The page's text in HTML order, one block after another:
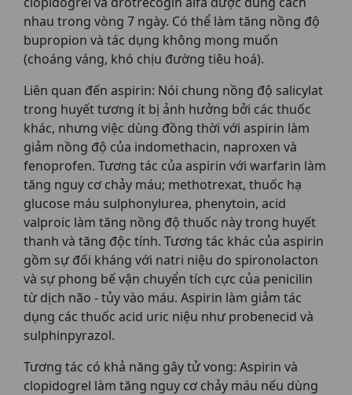
nhau trong vòng 7 ngày. Có thể làm tăng nồng độ
bupropion và tác dụng không mong muốn
(choáng váng, khó chịu đường tiêu hoá).
Liên quan đến aspirin: Nói chung nồng độ salicylat
trong huyết tương ít bị ảnh hưởng bởi các thuốc
khác, nhưng việc dùng đồng thời với aspirin làm
giảm nồng độ của indomethacin, naproxen và
fenoprofen. Tương tác của aspirin với warfarin làm
tăng nguy cơ chảy máu; methotrexat, thuốc hạ
glucose máu sulphonylurea, phenytoin, acid
valproic làm tăng nồng độ thuốc này trong huyết
thanh và tăng độc tính. Tương tác khác của aspirin
gồm sự đối kháng với natri niệu do spironolacton
và sự phong bế vận chuyển tích cực của penicilin
từ dịch não - tủy vào máu. Aspirin làm giảm tác
dụng các thuốc acid uric niệu như probenecid và
sulphinpyrazol.
Tương tác có khả năng gây tử vong: Aspirin và
clopidogrel làm tăng nguy cơ chảy máu nếu dùng